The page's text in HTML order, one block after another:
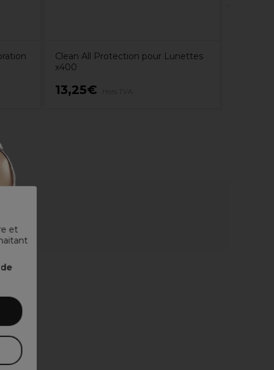
et
Clean All Protection pour Lunettes
x400
13,25€